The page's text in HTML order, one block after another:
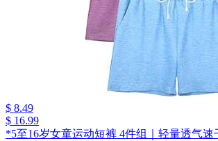
$ 8.49
$ 16.99
*5至16岁女童运动短裤 4件组｜轻量透气